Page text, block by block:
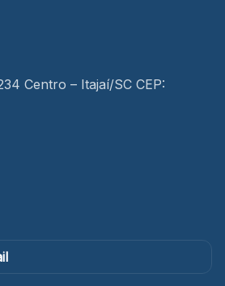
Centro – Itajaí/SC CEP: